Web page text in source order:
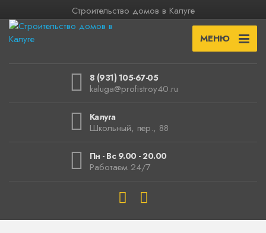
Строительство домов в Калуге
МЕНЮ
8 (931) 105-67-05
kaluga@profistroy40.ru
Калуга
Школьный, пер., 88
Пн - Вс 9.00 - 20.00
Работаем 24/7